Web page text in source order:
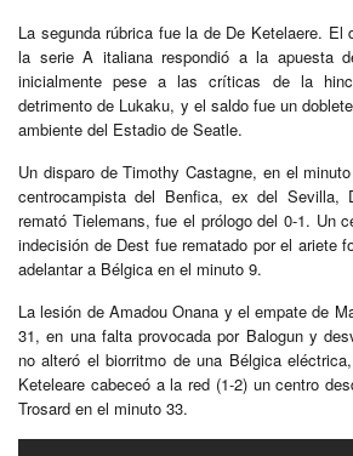
La segunda rúbrica fue la de De Ketelaere. El
la serie A italiana respondió a la apuesta
inicialmente pese a las críticas de la
detrimento de Lukaku, y el saldo fue un
ambiente del Estadio de Seatle.
Un disparo de Timothy Castagne, en el
centrocampista del Benfica, ex del Sevilla,
remató Tielemans, fue el prólogo del 0-1. Un
indecisión de Dest fue rematado por el ariete
adelantar a Bélgica en el minuto 9.
La lesión de Amadou Onana y el empate de
31, en una falta provocada por Balogun y
no alteró el biorritmo de una Bélgica
Keteleare cabeceó a la red (1-2) un centro
Trosard en el minuto 33.